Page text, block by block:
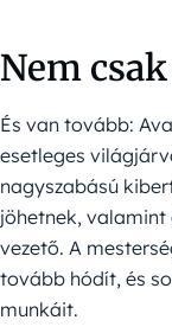
Nem
És van tovább:
esetleges
nagyszabású
jöhetnek, valamint
vezető. A
tovább hódít, és
munkáit.